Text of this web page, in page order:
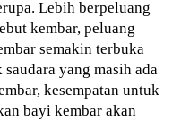
Lebih berpeluang
kembar, peluang
semakin terbuka
yang masih ada
kesempatan untuk
bayi kembar akan